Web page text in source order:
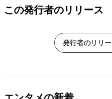
この発行者のリリース
発行者のリリ